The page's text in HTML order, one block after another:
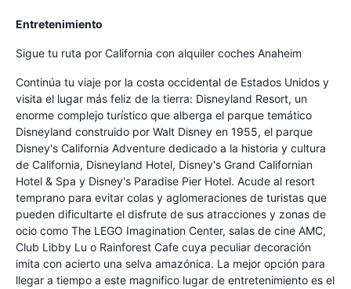
Entretenimiento
Sigue tu ruta por California con alquiler coches Anaheim
Continúa tu viaje por la costa occidental de Estados Unidos y
visita el lugar más feliz de la tierra: Disneyland Resort, un
enorme complejo turístico que alberga el parque temático
Disneyland construido por Walt Disney en 1955, el parque
Disney's California Adventure dedicado a la historia y cultura
de California, Disneyland Hotel, Disney's Grand Californian
Hotel & Spa y Disney's Paradise Pier Hotel. Acude al resort
temprano para evitar colas y aglomeraciones de turistas que
pueden dificultarte el disfrute de sus atracciones y zonas de
ocio como The LEGO Imagination Center, salas de cine AMC,
Club Libby Lu o Rainforest Cafe cuya peculiar decoración
imita con acierto una selva amazónica. La mejor opción para
llegar a tiempo a este magnifico lugar de entretenimiento es el